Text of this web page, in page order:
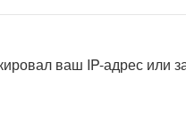
ваш IP-адрес или